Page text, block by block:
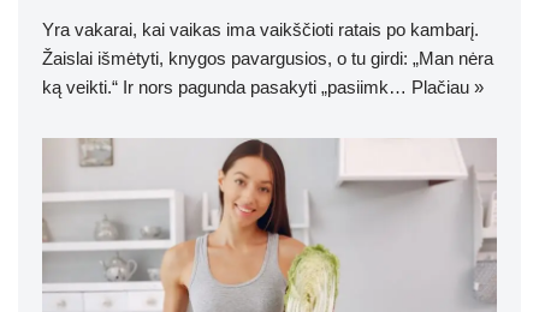
Yra vakarai, kai vaikas ima vaikščioti ratais po kambarį.
Žaislai išmėtyti, knygos pavargusios, o tu girdi: „Man nėra
ką veikti.“ Ir nors pagunda pasakyti „pasiimk… Plačiau »